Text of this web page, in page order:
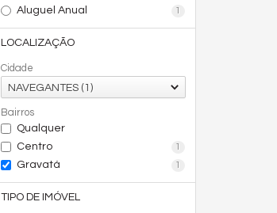
Aluguel Anual 1
LOCALIZAÇÃO
Cidade
NAVEGANTES (1)
Bairros
Qualquer
Centro
1
Gravatá 1
TIPO DE IMÓVEL